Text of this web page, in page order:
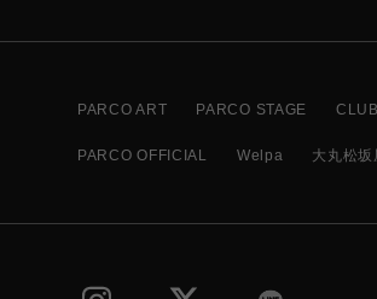
PARCO ART PARCO STAGE
PARCO OFFICIAL Welpa 大丸松